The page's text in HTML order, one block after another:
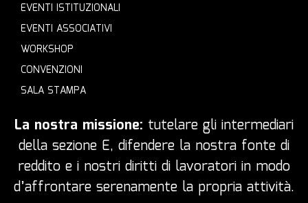
EVENTI ISTITUZIONALI
EVENTI ASSOCIATIVI
WORKSHOP
CONVENZIONI
SALA STAMPA
La nostra missione: tutelare gli intermediari
della sezione E, difendere la nostra fonte di
reddito e i nostri diritti di lavoratori in modo
d’affrontare serenamente la propria attività.